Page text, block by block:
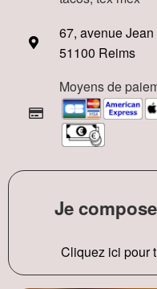
67, avenue
51100 Reims
Moyens de
Je
Cliquez ici pour